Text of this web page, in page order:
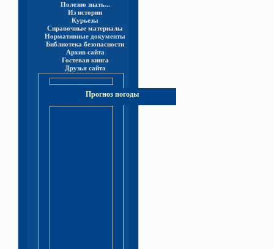
Полезно знать...
Из истории
Курьезы
Справочные материалы
Нормативные документы
Библиотека безопасности
Архив сайта
Гостевая книга
Друзья сайта
Прогноз погоды